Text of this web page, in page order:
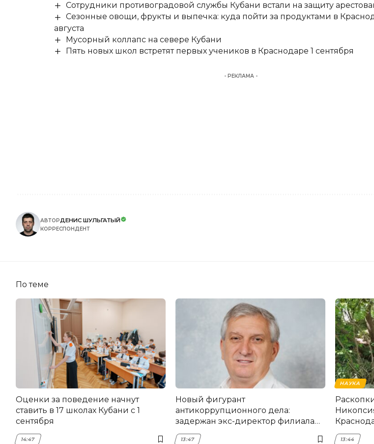
Сотрудники противоградовой службы Кубани встали на защиту
Сезонные овощи, фрукты и выпечка: куда пойти за продуктами в
августа
Мусорный коллапс на севере Кубани
Пять новых школ встретят первых учеников в Краснодаре 1 сентября
- РЕКЛАМА -
АВТОРДЕНИС ШУЛЬГАТЫЙ
КОРРЕСПОНДЕНТ
По теме
Оценки за поведение начнут
ставить в 17 школах Кубани с 1
сентября
14:47
Новый фигурант
антикоррупционного дела:
задержан экс-директор филиала
НЭСК Крымска
13:47
НАУКА
13:44